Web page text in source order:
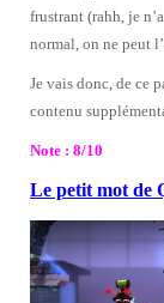
frustrant (rahh, je
normal, on ne peut
Je vais donc, de ce
contenu
Note : 8/10
Le petit mot de